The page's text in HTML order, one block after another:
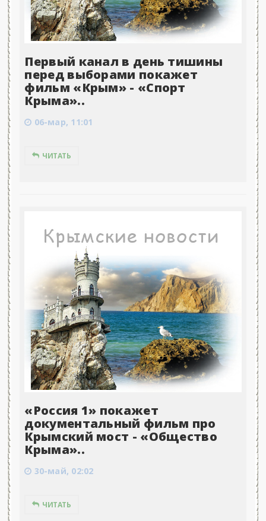
Первый канал в день тишины
перед выборами покажет
фильм «Крым» - «Спорт
Крыма»..
06-мар, 11:01
ЧИТАТЬ
«Россия 1» покажет
документальный фильм про
Крымский мост - «Общество
Крыма»..
30-май, 02:02
ЧИТАТЬ